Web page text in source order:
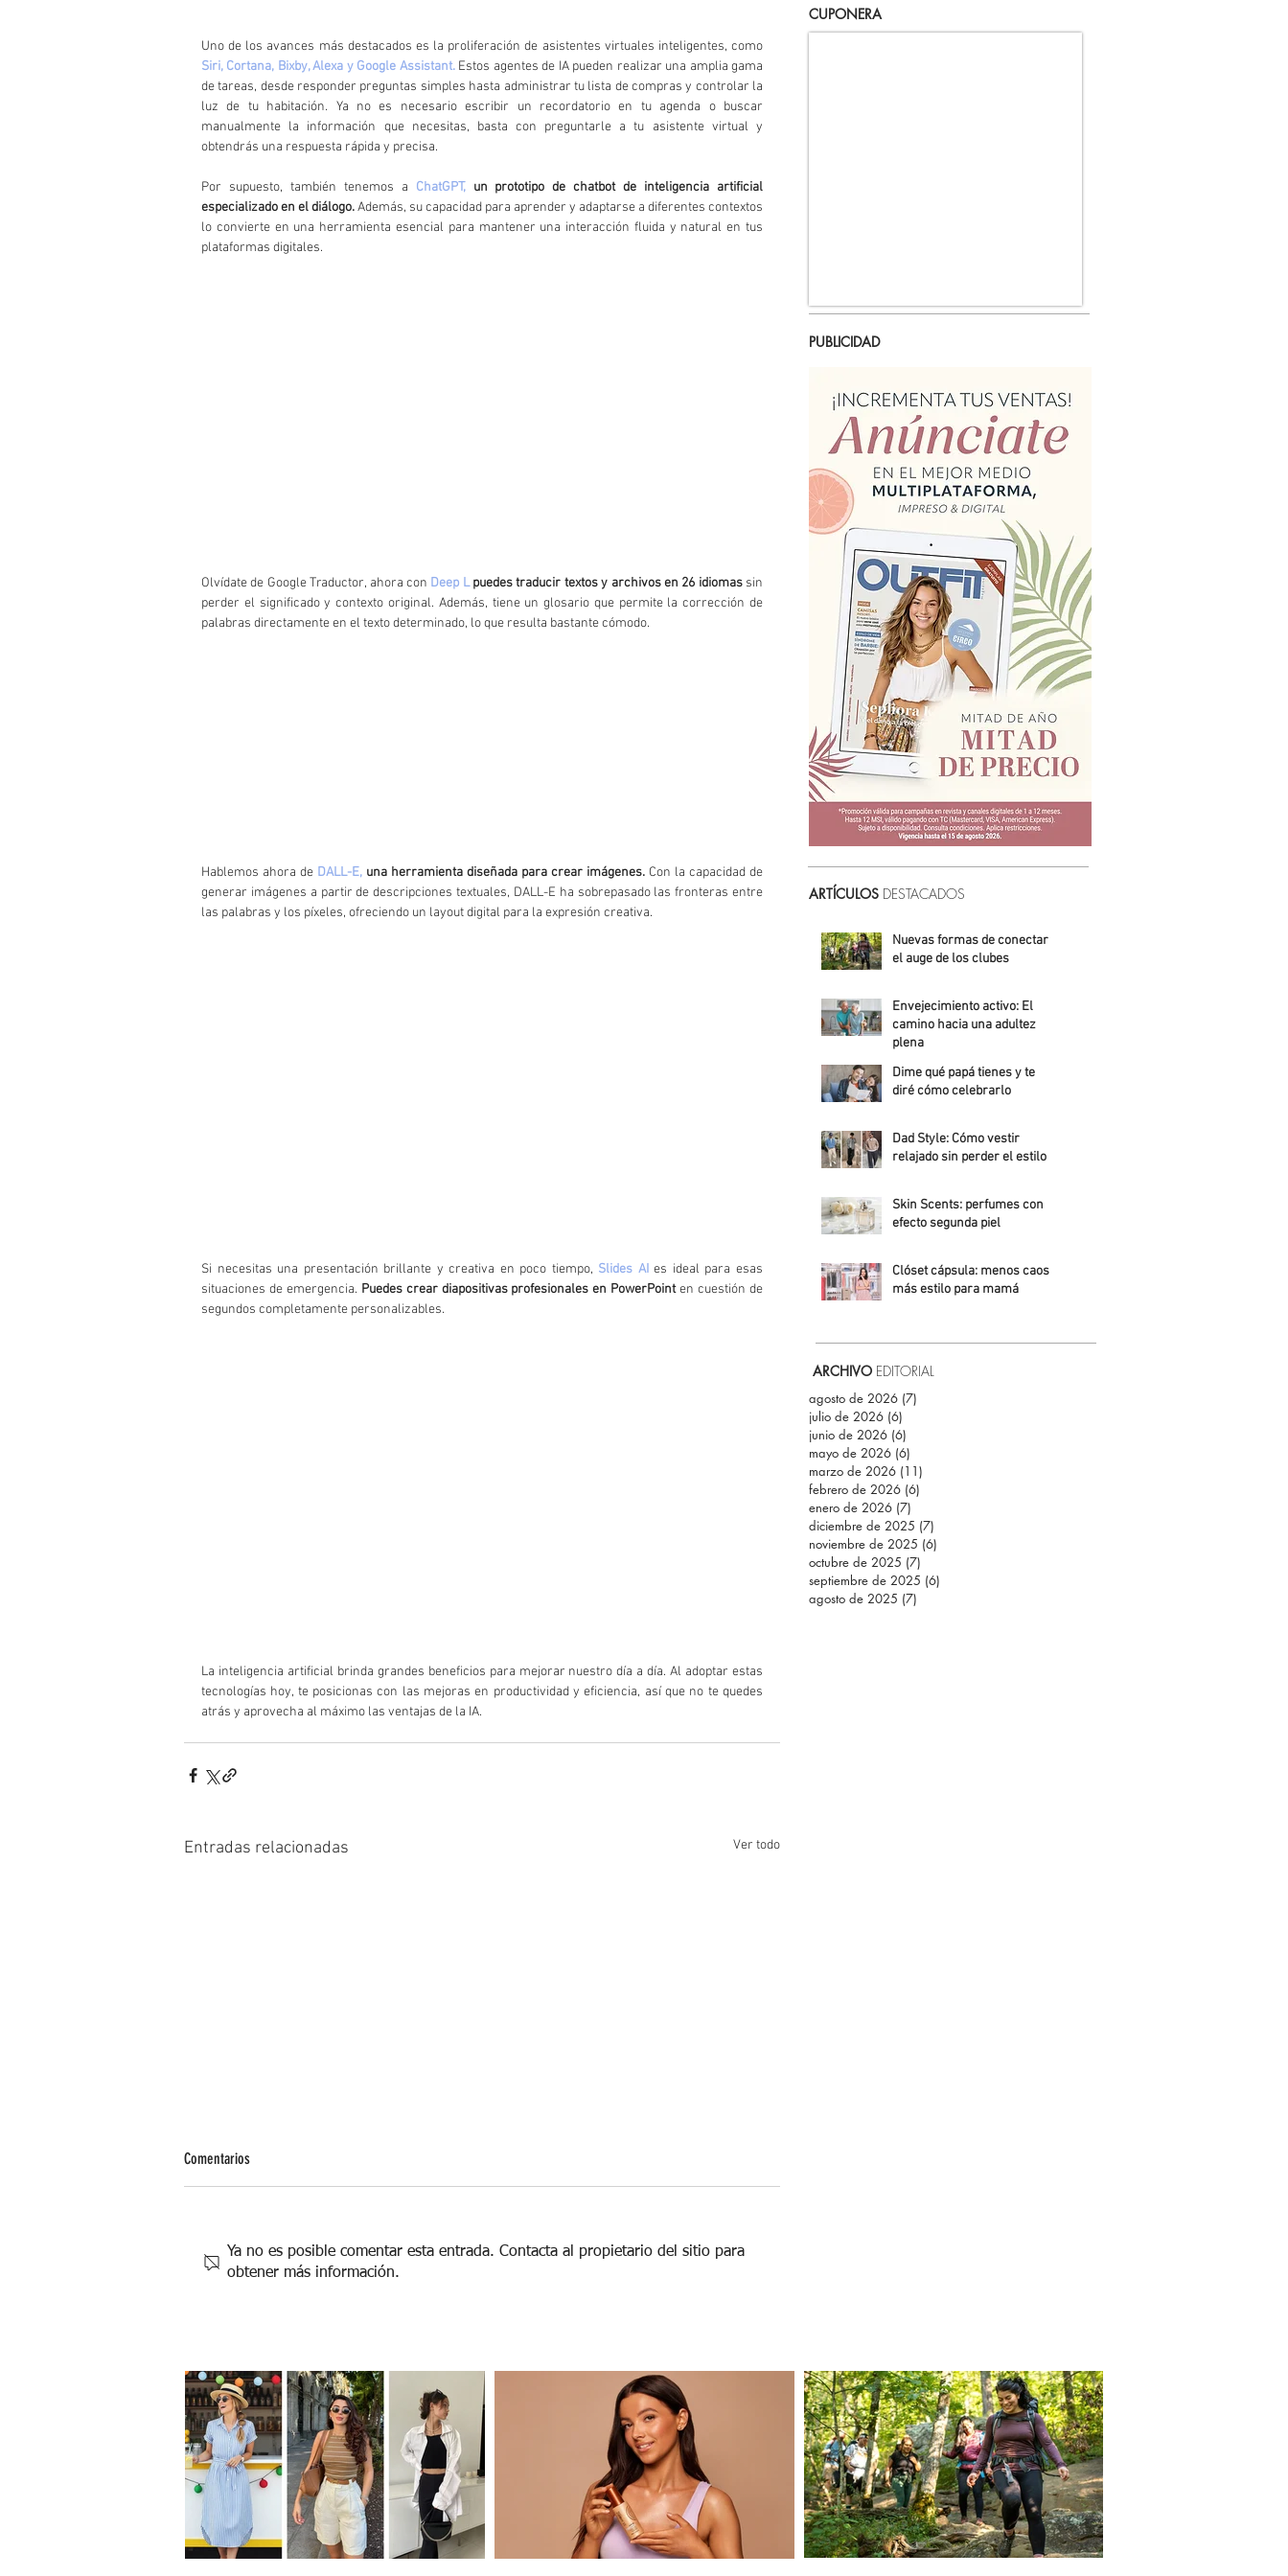
Siri, Cortana, Bixby, Alexa y Google Assistant. Estos agentes de IA pueden realizar una amplia gama
de tareas, desde responder preguntas simples hasta administrar tu lista de compras y controlar la
luz de tu habitación. Ya no es necesario escribir un recordatorio en tu agenda o buscar
manualmente la información que necesitas, basta con preguntarle a tu asistente virtual y
obtendrás una respuesta rápida y precisa.
Por supuesto, también tenemos a ChatGPT, un prototipo de chatbot de inteligencia artificial
especializado en el diálogo. Además, su capacidad para aprender y adaptarse a diferentes contextos
lo convierte en una herramienta esencial para mantener una interacción fluida y natural en tus
plataformas digitales.
Olvídate de Google Traductor, ahora con Deep L puedes traducir textos y archivos en 26 idiomas sin
perder el significado y contexto original. Además, tiene un glosario que permite la corrección de
palabras directamente en el texto determinado, lo que resulta bastante cómodo.
Hablemos ahora de DALL-E, una herramienta diseñada para crear imágenes. Con la capacidad de
generar imágenes a partir de descripciones textuales, DALL-E ha sobrepasado las fronteras entre
las palabras y los píxeles, ofreciendo un layout digital para la expresión creativa.
Si necesitas una presentación brillante y creativa en poco tiempo, Slides AI es ideal para esas
situaciones de emergencia. Puedes crear diapositivas profesionales en PowerPoint en cuestión de
segundos completamente personalizables.
La inteligencia artificial brinda grandes beneficios para mejorar nuestro día a día. Al adoptar estas
tecnologías hoy, te posicionas con las mejoras en productividad y eficiencia, así que no te quedes
atrás y aprovecha al máximo las ventajas de la IA.
Entradas relacionadas Ver todo
Comentarios
Ya no es posible comentar esta entrada. Contacta al propietario del sitio para
obtener más información.
CUPONERA
PUBLICIDAD
ARTÍCULOS DESTACADOS
Nuevas formas de conectar:
el auge de los clubes
Envejecimiento activo: El
camino hacia una adultez
plena
Alejandra Roldán
Dime qué papá tienes y te
diré cómo celebrarlo
Dad Style: Cómo vestir
relajado sin perder el estilo
Skin Scents: perfumes con
efecto segunda piel
Clóset cápsula: menos caos,
más estilo para mamá
ARCHIVO EDITORIAL
agosto de 2026 (7)
julio de 2026 (6)
junio de 2026 (6)
mayo de 2026 (6)
marzo de 2026 (11)
febrero de 2026 (6)
enero de 2026 (7)
diciembre de 2025 (7)
noviembre de 2025 (6)
octubre de 2025 (7)
septiembre de 2025 (6)
agosto de 2025 (7)